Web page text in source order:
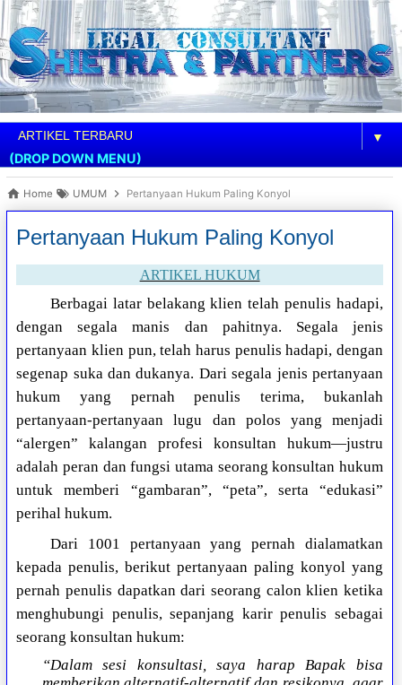
▼
(DROP DOWN MENU)
Home UMUM Pertanyaan Hukum Paling Konyol
Pertanyaan Hukum Paling Konyol
ARTIKEL HUKUM
Berbagai latar belakang klien telah penulis hadapi,
dengan segala manis dan pahitnya. Segala jenis
pertanyaan klien pun, telah harus penulis hadapi, dengan
segenap suka dan dukanya. Dari segala jenis pertanyaan
hukum yang pernah penulis terima, bukanlah
pertanyaan-pertanyaan lugu dan polos yang menjadi
“alergen” kalangan profesi konsultan hukum—justru
adalah peran dan fungsi utama seorang konsultan hukum
untuk memberi “gambaran”, “peta”, serta “edukasi”
perihal hukum.
Dari 1001 pertanyaan yang pernah dialamatkan
kepada penulis, berikut pertanyaan paling konyol yang
pernah penulis dapatkan dari seorang calon klien ketika
menghubungi penulis, sepanjang karir penulis sebagai
seorang konsultan hukum:
“Dalam sesi konsultasi, saya harap Bapak bisa